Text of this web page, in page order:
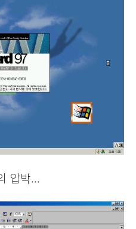
압박...